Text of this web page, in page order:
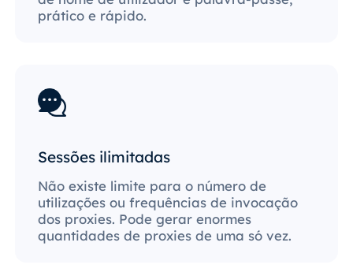
prático e rápido.
Sessões ilimitadas
Não existe limite para o número de
utilizações ou frequências de invocação
dos proxies. Pode gerar enormes
quantidades de proxies de uma só vez.